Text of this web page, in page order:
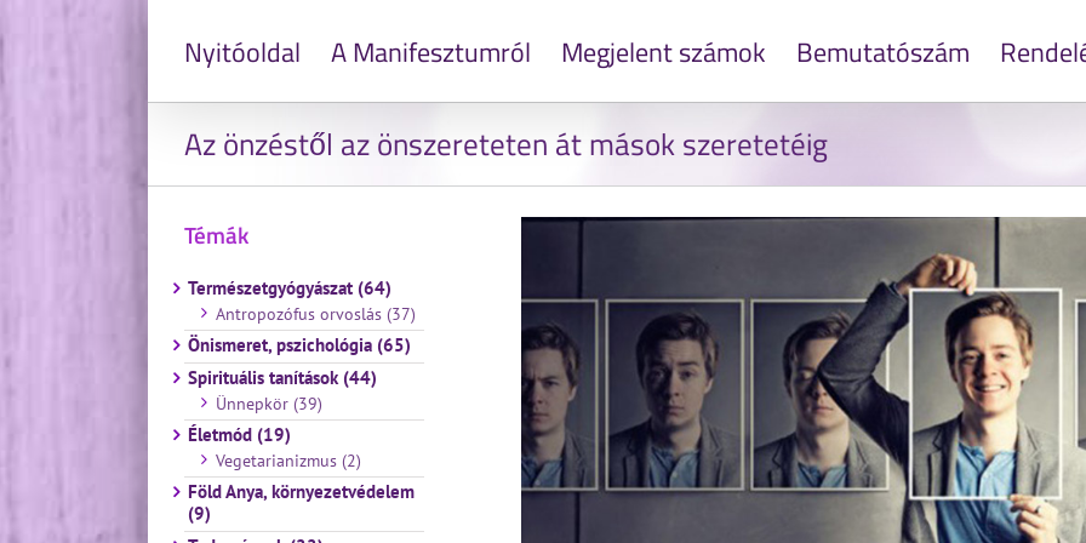
Nyitóoldal A Manifesztumról Megjelent számok Bemutatószám
Az önzéstől az önszereteten át mások szeretetéig
Témák
Természetgyógyászat (64)
Antropozófus orvoslás (37)
Önismeret, pszichológia (65)
Spirituális tanítások (44)
Ünnepkör (39)
Életmód (19)
Vegetarianizmus (2)
Föld Anya, környezetvédelem
(9)